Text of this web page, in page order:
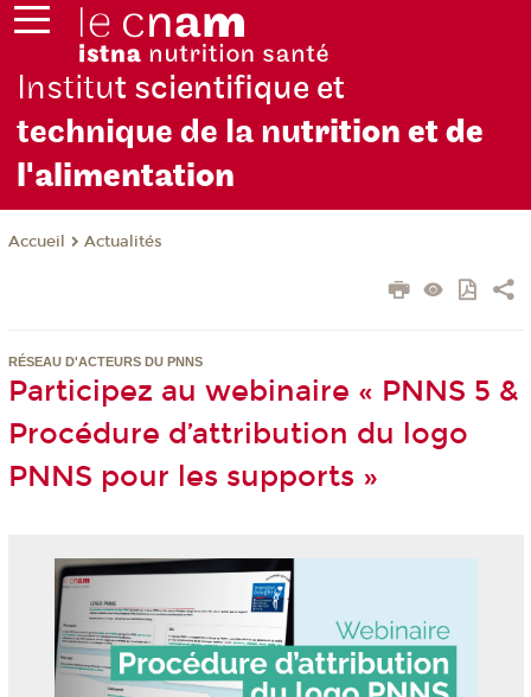
Institut scientifique et
technique de la nutrition et de
l'alimentation
Accueil Actualités
RÉSEAU D'ACTEURS DU PNNS
Participez au webinaire « PNNS 5 &
Procédure d’attribution du logo
PNNS pour les supports »